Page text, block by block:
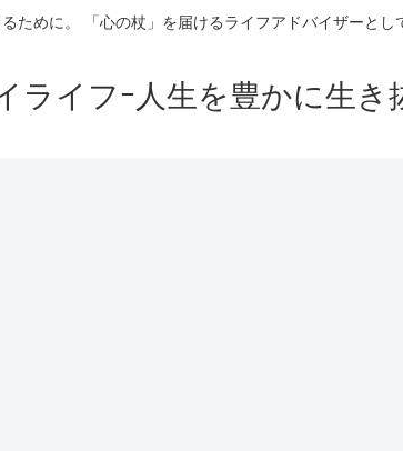
ために。 「心の杖」を届けるライフアドバイザーと
ライフｰ人生を豊かに生き